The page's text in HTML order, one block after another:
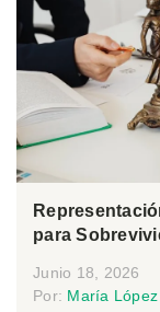
para
Junio 18, 2026
Por: María